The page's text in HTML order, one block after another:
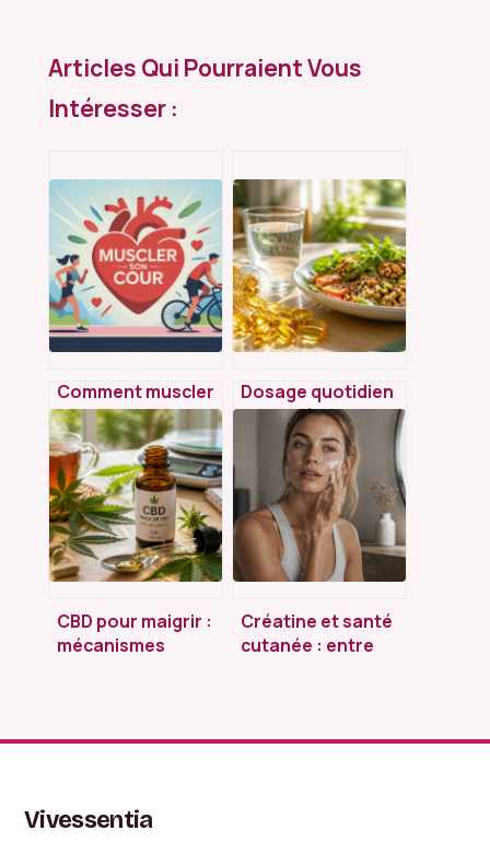
Articles Qui Pourraient Vous
Intéresser :
Comment muscler
son cœur
durablement sans
mettre sa santé en
danger
Dosage quotidien
des oméga 3 : le
guide pour
calculer vos
besoins réels
CBD pour maigrir :
mécanismes
d’utilisation
Créatine et santé
cutanée : entre
Vivessentia